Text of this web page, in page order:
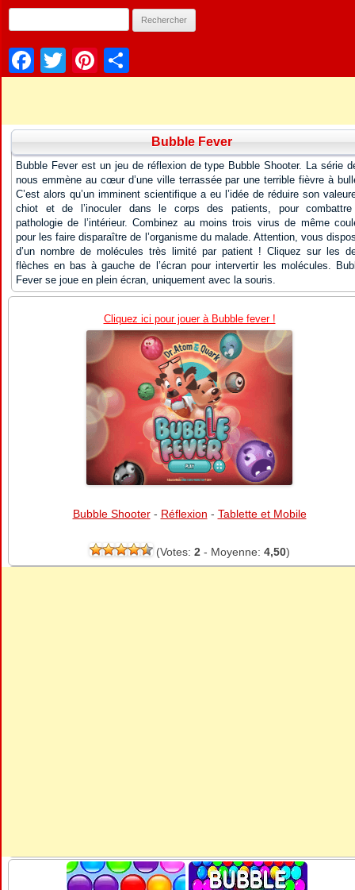
Facebook
TwitterPinterest
Bubble Fever
Bubble Fever est un jeu de réflexion de type Bubble Shooter. La série
nous emmène au cœur d’une ville terrassée par une terrible fièvre à
C’est alors qu’un imminent scientifique a eu l’idée de réduire son
chiot et de l’inoculer dans le corps des patients, pour
pathologie de l’intérieur. Combinez au moins trois virus de même
pour les faire disparaître de l’organisme du malade. Attention, vous
d’un nombre de molécules très limité par patient ! Cliquez sur les
flèches en bas à gauche de l’écran pour intervertir les molécules.
Fever se joue en plein écran, uniquement avec la souris.
Cliquez ici pour jouer à Bubble fever !
Bubble Shooter- Réflexion - Tablette et Mobile
(Votes: 2- Moyenne: 4,50)